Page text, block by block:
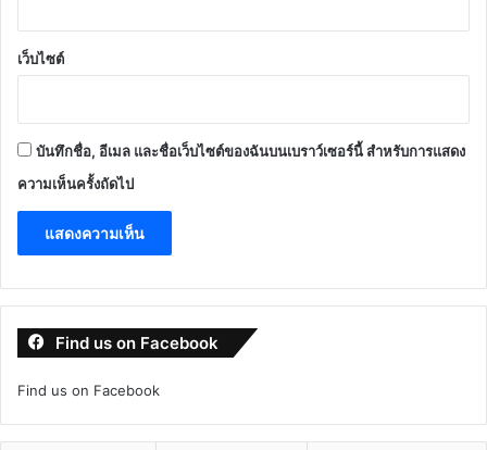
เว็บไซต์
บันทึกชื่อ, อีเมล และชื่อเว็บไซต์ของฉันบนเบราว์เซอร์นี้ สำหรับการแสดง
ความเห็นครั้งถัดไป
Find us on Facebook
Find us on Facebook